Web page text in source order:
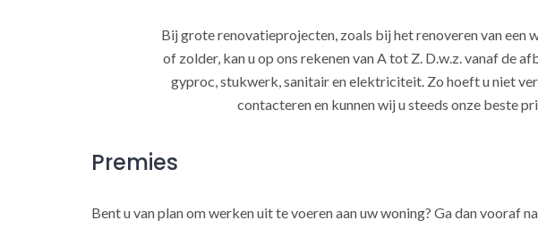
Bij grote renovatieprojecten, zoals bij het renoveren van een
of zolder, kan u op ons rekenen van A tot Z. D.w.z. vanaf de
gyproc, stukwerk, sanitair en elektriciteit. Zo hoeft u niet
contacteren en kunnen wij u steeds onze beste
Premies
Bent u van plan om werken uit te voeren aan uw woning? Ga dan vooraf